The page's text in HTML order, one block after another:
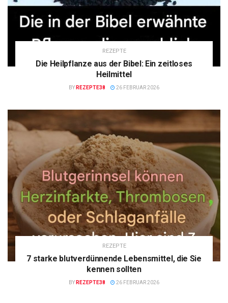
REZEPTE
Die Heilpflanze aus der Bibel: Ein zeitloses
Heilmittel
BY REZEPTE38 26 FEBRUAR 2026
REZEPTE
7 starke blutverdünnende Lebensmittel, die Sie
kennen sollten
BY REZEPTE38 26 FEBRUAR 2026